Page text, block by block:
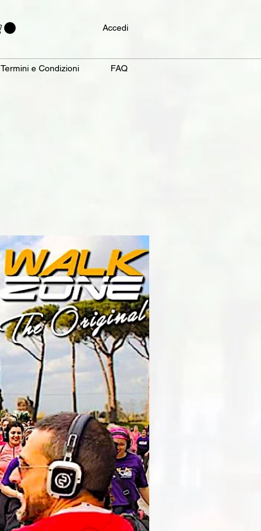
Accedi
Termini e Condizioni FAQ